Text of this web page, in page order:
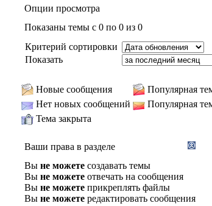
Опции просмотра
Показаны темы с 0 по 0 из 0
Критерий сортировки
Показать
Новые сообщения
Популярная
Нет новых сообщений
Популярная
Тема закрыта
Ваши права в разделе
Вы не можете создавать темы
Вы не можете отвечать на сообщения
Вы не можете прикреплять файлы
Вы не можете редактировать сообщения